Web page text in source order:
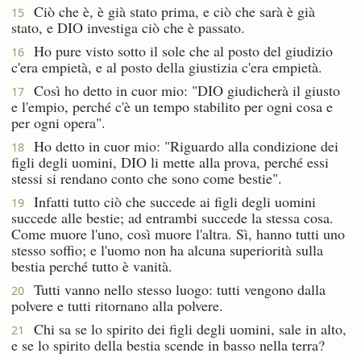
15
Ciò che è, è già stato prima, e ciò che sarà è già
stato, e DIO investiga ciò che è passato.
16
Ho pure visto sotto il sole che al posto del giudizio
c'era empietà, e al posto della giustizia c'era empietà.
17
Così ho detto in cuor mio: "DIO giudicherà il giusto
e l'empio, perché c'è un tempo stabilito per ogni cosa e
per ogni opera".
18
Ho detto in cuor mio: "Riguardo alla condizione dei
figli degli uomini, DIO li mette alla prova, perché essi
stessi si rendano conto che sono come bestie".
19
Infatti tutto ciò che succede ai figli degli uomini
succede alle bestie; ad entrambi succede la stessa cosa.
Come muore l'uno, così muore l'altra. Sì, hanno tutti uno
stesso soffio; e l'uomo non ha alcuna superiorità sulla
bestia perché tutto è vanità.
20
Tutti vanno nello stesso luogo: tutti vengono dalla
polvere e tutti ritornano alla polvere.
21
Chi sa se lo spirito dei figli degli uomini, sale in alto,
e se lo spirito della bestia scende in basso nella terra?